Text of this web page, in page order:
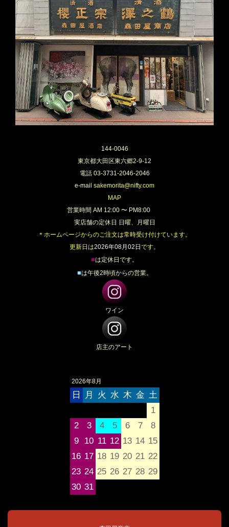
144-0046
東京都大田区東六郷2-9-12
電話 03-3731-2046-2046
e-mail sakemorita@nifty.com
MAP
営業時間 AM 12:00 〜 PM8:00
実店舗の定休日 日曜、月曜日
＊ホームページからのご注文は常時受け付けています。
更新日は2026年08月02日です。
■は定休日です。
■は午後2時頃からの営業。
ワイン
店主のアート
2026年8月
日 月 火 水 木 金 土
1
2
3 4 5 6 7
8
9
10 11 12 13 14 15
16 17 18 19 20 21 22
23 24 25 26 27 28 29
30 31